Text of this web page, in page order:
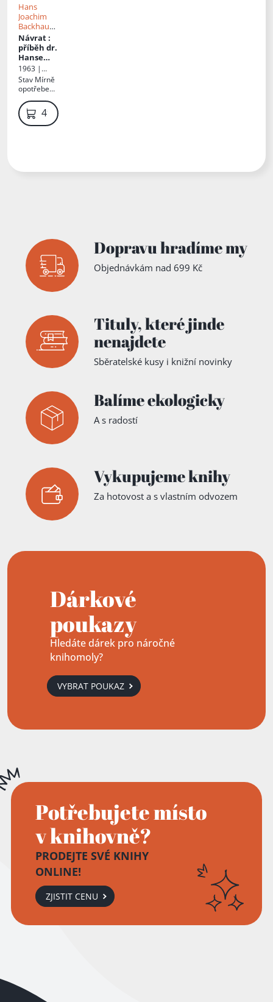
Hans
Joachim
Backhaus,
Př.Antonie
Urychová -
Tomáškov
á
Návrat:
příběh dr.
Hanse
Loesera
1963 |
Svobodné
slovo
Stav Mírně
opotřebená
opotřebená
obálka 49 Kč
Dopravu hradíme my
Objednávkám nad 699 Kč
Tituly,které jinde
nenajdete
Sběratelské kusy i knižní novinky
Balíme ekologicky
A s radostí
Vykupujeme knihy
Za hotovost a s vlastním odvozem
Dárkové
poukazy
Hledáte dárek pro náročné
knihomoly?
VYBRAT POUKAZ
Potřebujete místo
v knihovně?
PRODEJTE SVÉ KNIHY
ONLINE!
ZJISTIT CENU